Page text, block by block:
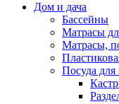
Дом и дача
Бассейны
Матрасы
Матрасы,
Посуда для